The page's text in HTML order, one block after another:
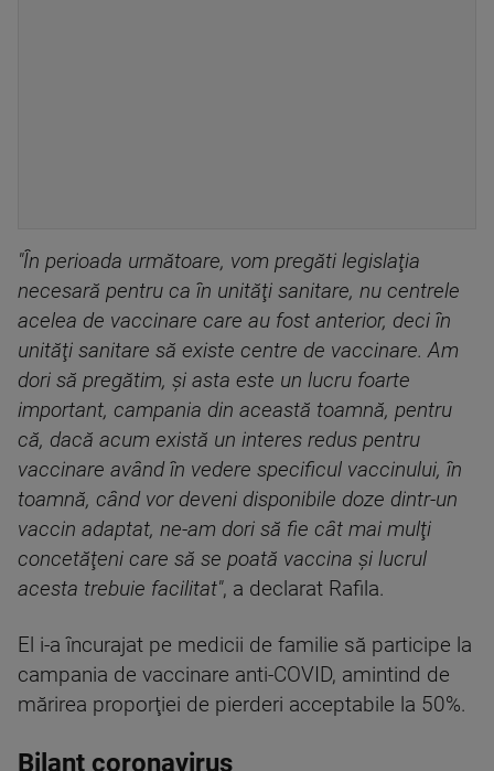
"În perioada următoare, vom pregăti legislaţia
necesară pentru ca în unităţi sanitare, nu centrele
acelea de vaccinare care au fost anterior, deci în
unităţi sanitare să existe centre de vaccinare. Am
dori să pregătim, şi asta este un lucru foarte
important, campania din această toamnă, pentru
că, dacă acum există un interes redus pentru
vaccinare având în vedere specificul vaccinului, în
toamnă, când vor deveni disponibile doze dintr-un
vaccin adaptat, ne-am dori să fie cât mai mulţi
concetăţeni care să se poată vaccina şi lucrul
acesta trebuie facilitat", a declarat Rafila.
El i-a încurajat pe medicii de familie să participe la
campania de vaccinare anti-COVID, amintind de
mărirea proporţiei de pierderi acceptabile la 50%.
Bilanț coronavirus